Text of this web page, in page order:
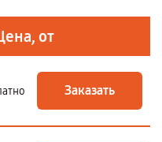
от
Заказать